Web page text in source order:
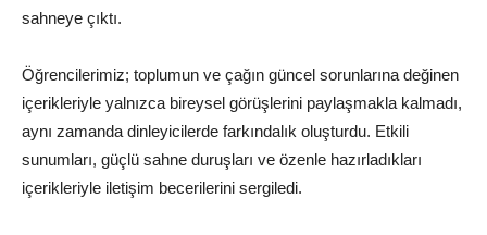
sahneye çıktı.
Öğrencilerimiz; toplumun ve çağın güncel sorunlarına değinen
içerikleriyle yalnızca bireysel görüşlerini paylaşmakla kalmadı,
aynı zamanda dinleyicilerde farkındalık oluşturdu. Etkili
sunumları, güçlü sahne duruşları ve özenle hazırladıkları
içerikleriyle iletişim becerilerini sergiledi.